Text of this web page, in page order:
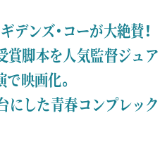
デンズ・コーが大絶賛！
賞脚本を人気監督ジュ
映画化。
した青春コンプレック